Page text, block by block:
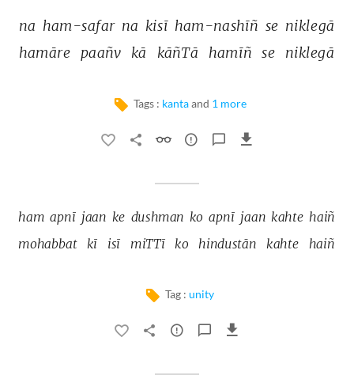
na ham-safar na kisī ham-nashīñ se niklegā
hamāre
paañv kā kāñTā hamīñ se niklegā
Tags : kanta and 1 more
ham apnī jaan ke dushman ko apnī jaan kahte haiñ
mohabbat
kī isī miTTī ko hindustān kahte haiñ
Tag : unity